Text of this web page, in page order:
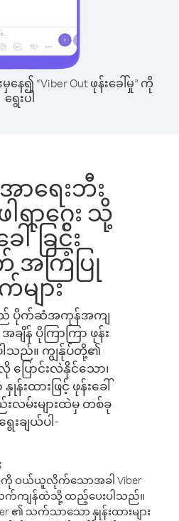
နေ၍ “Viber Out ဖုန်းခေါ်မှု” ကို
ရွေးပါ
ာရေးဘီး
ါရာဂွေး သို့
ေါ်ခြင်း
ကြံပြု
များ
ည် ပိုက်ဆံအကုန်အကျ
ချိန် ပိုကြာကြာ ဖုန်း
ပါသည်။ ကျွန်ုပ်တို့၏
ြောင်းလဲနိုင်သော၊
ထားဖြင့် ဖုန်းခေါ်
မ်းများထဲမှ တစ်ခု
းချယ်ပါ-
ဝယ်ယူလိုက်သောအခါ Viber
က်ကျန်ထဲသို့ ထည့်ပေးပါသည်။
၏ သက်သာသော နှုန်းထားများ